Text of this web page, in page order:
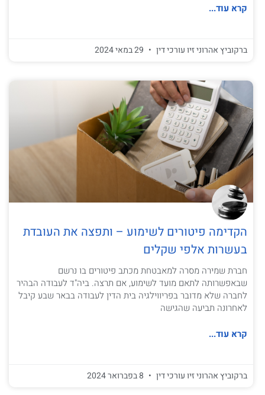
קרא עוד...
ברקוביץ אהרוני זיו עורכי דין
הקדימה פיטורים לשימוע – ותפצה את העובדת
בעשרות אלפי שקלים
חברת שמירה מסרה למאבטחת מכתב פיטורים בו נרשם
שבאפשרותה לתאם מועד לשימוע, אם תרצה. ביה"ד לעבודה הבהיר
לחברה שלא מדובר בפריווילגיה בית הדין לעבודה בבאר שבע קיבל
לאחרונה תביעה שהגישה
קרא עוד...
ברקוביץ אהרוני זיו עורכי דין